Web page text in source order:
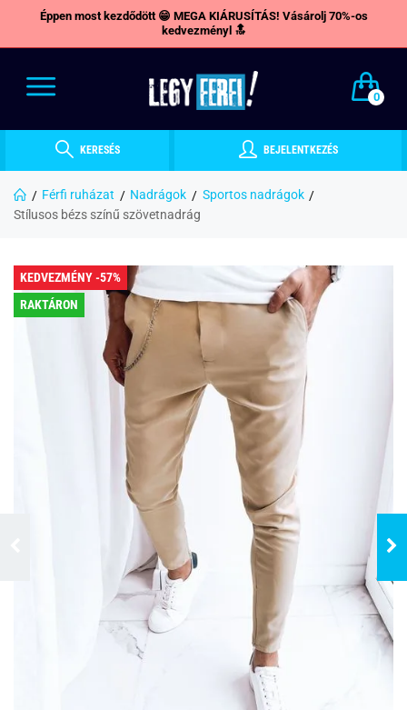
Éppen most kezdődött 😁 MEGA KIÁRUSÍTÁS! Vásárolj 70%-os
kedvezményl 🔝
0
KERESÉS BEJELENTKEZÉS
Férfi ruházat Nadrágok
Sportos nadrágok
Stílusos bézs színű szövetnadrág
KEDVEZMÉNY -57%
RAKTÁRON